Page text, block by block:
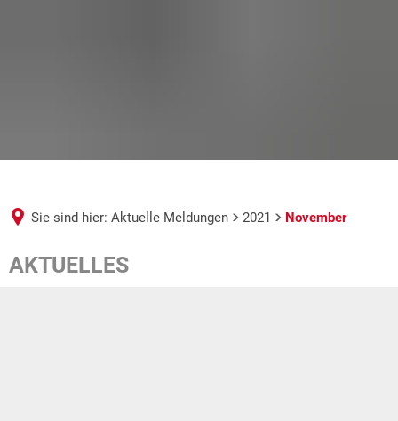
Sie sind hier: Aktuelle Meldungen 2021 November
November
AKTUELLES